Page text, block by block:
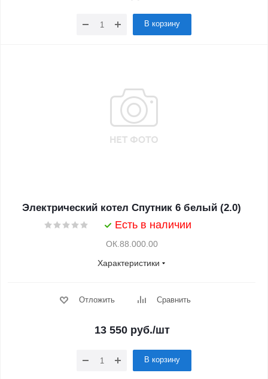
В корзину
Электрический котел Спутник 6 белый (2.0)
Есть в наличии
ОК.88.000.00
Характеристики
Отложить Сравнить
13 550руб./шт
В корзину